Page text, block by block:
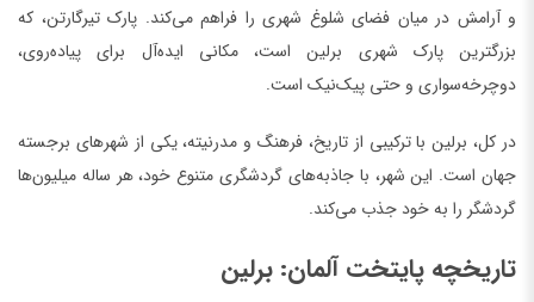
و آرامش در میان فضای شلوغ شهری را فراهم می‌کند. پارک تیرگارتن، که
بزرگترین پارک شهری برلین است، مکانی ایده‌آل برای پیاده‌روی،
دوچرخه‌سواری و حتی پیک‌نیک است.
در کل، برلین با ترکیبی از تاریخ، فرهنگ و مدرنیته، یکی از شهرهای برجسته
جهان است. این شهر، با جاذبه‌های گردشگری متنوع خود، هر ساله میلیون‌ها
گردشگر را به خود جذب می‌کند.
تاریخچه پایتخت آلمان: برلین